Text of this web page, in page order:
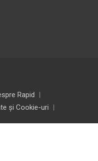
Rapid
și Cookie-uri